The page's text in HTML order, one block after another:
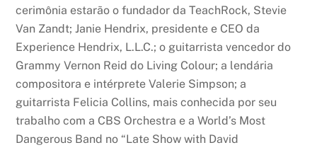
cerimônia estarão o fundador da TeachRock, Stevie
Van Zandt; Janie Hendrix, presidente e CEO da
Experience Hendrix, L.L.C.; o guitarrista vencedor do
Grammy Vernon Reid do Living Colour; a lendária
compositora e intérprete Valerie Simpson; a
guitarrista Felicia Collins, mais conhecida por seu
trabalho com a CBS Orchestra e a World’s Most
Dangerous Band no “Late Show with David